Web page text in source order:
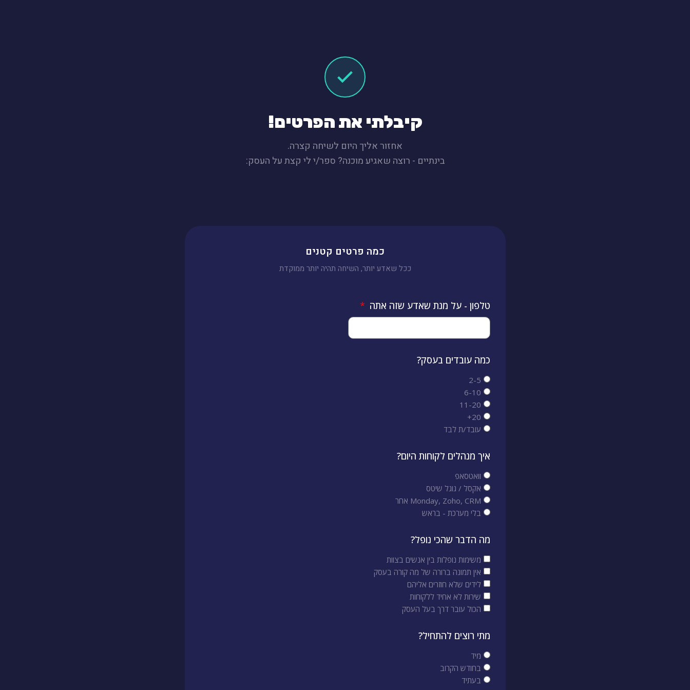
קיבלתי את הפרטים!
אחזור אליך היום לשיחה קצרה.
בינתיים - רוצה שאגיע מוכנה? ספר/י לי קצת על העסק:
כמה פרטים קטנים
ככל שאדע יותר, השיחה תהיה יותר ממוקדת
טלפון - על מנת שאדע שזה אתה
כמה עובדים בעסק?
2-5
6-10
11-20
20+
עובד/ת לבד
איך מנהלים לקוחות היום?
וואטסאפ
אקסל / גוגל שיטס
Monday, Zoho, CRM אחר
בלי מערכת - בראש
מה הדבר שהכי נופל?
משימות נופלות בין אנשים בצוות
אין תמונה ברורה של מה קורה בעסק
לידים שלא חוזרים אליהם
שירות לא אחיד ללקוחות
הכול עובר דרך בעל העסק
מתי רוצים להתחיל?
מיד
בחודש הקרוב
בעתיד